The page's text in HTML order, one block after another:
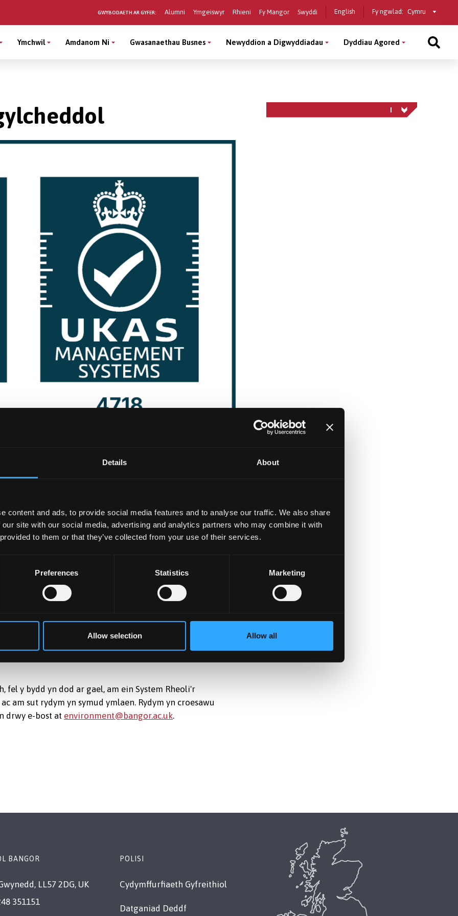
Details About
content and ads, to provide social media features and to analyse our traffic. We also share
site with our social media, advertising and analytics partners who may combine it with
to them or that they’ve collected from your use of their services.
Preferences Statistics Marketing
Allow selection Allow all
GWYBODAETH AR GYFER: Alumni Ymgeiswyr Rhieni Fy Mangor Swyddi English Fy ngwlad: Select
country
Ymchwil Amdanom Ni Gwasanaethau Busnes Newyddion a Digwyddiadau Dyddiau Agored
amgylcheddol trwy weithredu System Rheoli
Bangor yn eithriad. Mae gan y Brifysgol
ein hymagwedd at:
Amgylcheddol ar y tudalen yma.
2013/14* |2012/13* |2011/12* |2010/11*
wedi’u nodi yn ffigurau carbon cyn 2018/19 o ganlyniad
addasiadau hyn wedi’u cymhwyso i’r adroddiadau
fel y bydd yn dod ar gael, am ein System Rheoli'r
am sut rydym yn symud ymlaen. Rydym yn croesawu
drwy e-bost at environment@bangor.ac.uk.
BANGOR
LL57 2DG, UK
351151
POLISI
Cydymffurfiaeth Gyfreithiol
Datganiad Deddf